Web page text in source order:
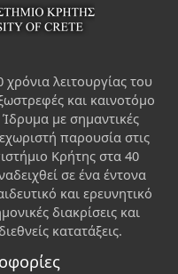
λειτουργίας του
και καινοτόμο
Ίδρυμα με σημαντικές
παρουσία στις
Κρήτης στα 40
σε ένα έντονα
και ερευνητικό
διακρίσεις και
κατατάξεις.